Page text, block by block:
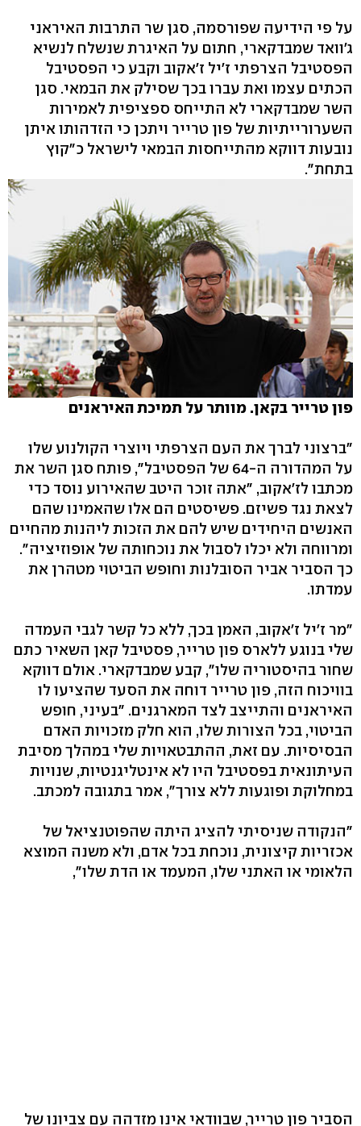
על פי הידיעה שפורסמה, סגן שר התרבות האיראני
ג'וואד שמבדקארי, חתום על האיגרת שנשלח לנשיא
הפסטיבל הצרפתי ז'יל ז'אקוב וקבע כי הפסטיבל
הכתים עצמו ואת עברו בכך שסילק את הבמאי. סגן
השר שמבדקארי לא התייחס ספציפית לאמירות
השערורייתיות של פון טרייר ויתכן כי הזדהותו איתן
נובעות דווקא מהתייחסות הבמאי לישראל כ"קוץ
בתחת".
פון טרייר בקאן. מוותר על תמיכת האיראנים
"ברצוני לברך את העם הצרפתי ויוצרי הקולנוע שלו
על המהדורה ה-64 של הפסטיבל", פותח סגן השר את
מכתבו לז'אקוב, "אתה זוכר היטב שהאירוע נוסד כדי
לצאת נגד פשיזם. פשיסטים הם אלו שהאמינו שהם
האנשים היחידים שיש להם את הזכות ליהנות מהחיים
ומרווחה ולא יכלו לסבול את נוכחותה של אופוזיציה".
כך הסביר אביר הסובלנות וחופש הביטוי מטהרן את
עמדתו.
"מר ז'יל ז'אקוב, האמן בכך, ללא כל קשר לגבי העמדה
שלי בנוגע ללארס פון טרייר, פסטיבל קאן השאיר כתם
שחור בהיסטוריה שלו", קבע שמבדקארי. אולם דווקא
בוויכוח הזה, פון טרייר דוחה את הסעד שהציעו לו
האיראנים והתייצב לצד המארגנים. "בעיני, חופש
הביטוי, בכל הצורות שלו, הוא חלק מזכויות האדם
הבסיסיות. עם זאת, ההתבטאויות שלי במהלך מסיבת
העיתונאית בפסטיבל היו לא אינטליגנטיות, שנויות
במחלוקת ופוגעות ללא צורך", אמר בתגובה למכתב.
"הנקודה שניסיתי להציג היתה שהפוטנציאל של
אכזריות קיצונית, נוכחת בכל אדם, ולא משנה המוצא
הלאומי או האתני שלו, המעמד או הדת שלו",
הסביר פון טרייר, שבוודאי אינו מזדהה עם צביונו של